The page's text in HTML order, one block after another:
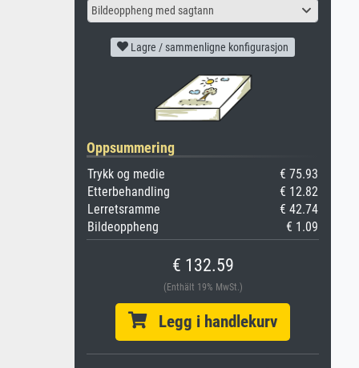
Bildeoppheng med sagtann
Lagre / sammenligne konfigurasjon
Oppsummering
Trykk og medie
€ 75.93
Etterbehandling
€ 12.82
Lerretsramme
€ 42.74
Bildeoppheng
€ 1.09
€ 132.59
(Enthält 19% MwSt.)
Legg i handlekurv